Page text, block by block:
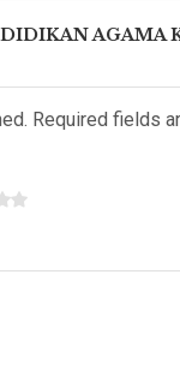
AGAMA
Required fields